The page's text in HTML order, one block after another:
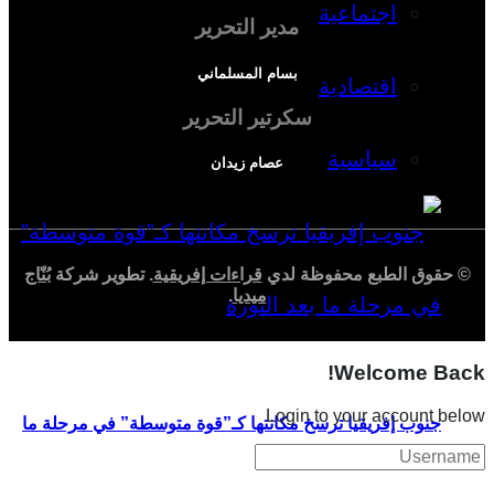
اجتماعية
اقتصادية
سياسية
جنوب إفريقيا ترسخ مكانتها كـ”قوة متوسطة” في مرحلة ما
مدير التحرير
بسام المسلماني
سكرتير التحرير
عصام زيدان
© حقوق الطبع محفوظة لدي قراءات إفريقية. تطوير شركةبُنّاج
ميديا.
Welcome Back!
Login to your account below